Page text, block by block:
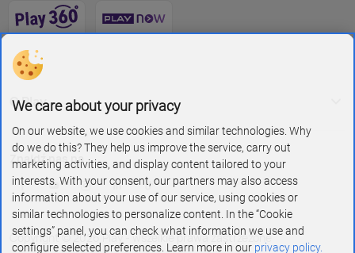
O Play
Znajdź nas na
Copyright © 2026 Play - wszelkie prawa zastrzeżone
We care about your privacy
On our website, we use cookies and similar technologies. Why
do we do this? They help us improve the service, carry out
marketing activities, and display content tailored to your
interests. With your consent, our partners may also access
information about your use of our service, using cookies or
similar technologies to personalize content. In the “Cookie
settings” panel, you can check what information we use and
configure selected preferences. Learn more in our privacy policy.